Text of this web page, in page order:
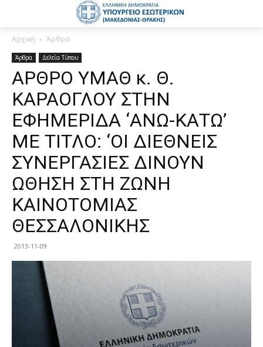
Αρχική Άρθρα
Άρθρα Δελτία Τύπου
ΑΡΘΡΟ ΥΜΑΘ κ. Θ.
ΚΑΡΑΟΓΛΟΥ ΣΤΗΝ
ΕΦΗΜΕΡΙΔΑ ‘ΑΝΩ-ΚΑΤΩ’
ΜΕ ΤΙΤΛΟ: ‘ΟΙ ΔΙΕΘΝΕΙΣ
ΣΥΝΕΡΓΑΣΙΕΣ ΔΙΝΟΥΝ
ΩΘΗΣΗ ΣΤΗ ΖΩΝΗ
ΚΑΙΝΟΤΟΜΙΑΣ
ΘΕΣΣΑΛΟΝΙΚΗΣ
2013-11-09